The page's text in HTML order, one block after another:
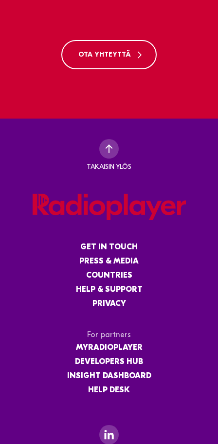
OTA YHTEYTTÄ
TAKAISIN YLÖS
GET IN TOUCH
PRESS & MEDIA
COUNTRIES
HELP & SUPPORT
PRIVACY
For partners
MYRADIOPLAYER
DEVELOPERS HUB
INSIGHT DASHBOARD
HELP DESK